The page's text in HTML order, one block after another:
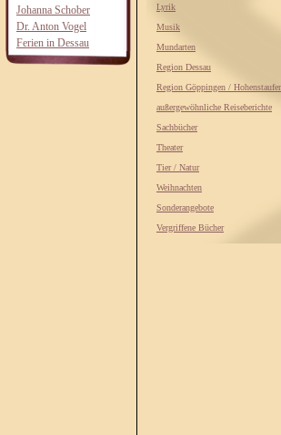
Johanna Schober
Dr. Anton Vogel
Ferien in Dessau
Lyrik
Musik
Mundarten
Region Dessau
Region Göppingen /
außergewöhnliche Reiseberichte
Sachbücher
Theater
Tier / Natur
Weihnachten
Sonderangebote
Vergriffene Bücher